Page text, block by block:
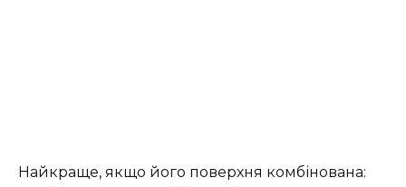
Найкраще, якщо його поверхня комбінована: